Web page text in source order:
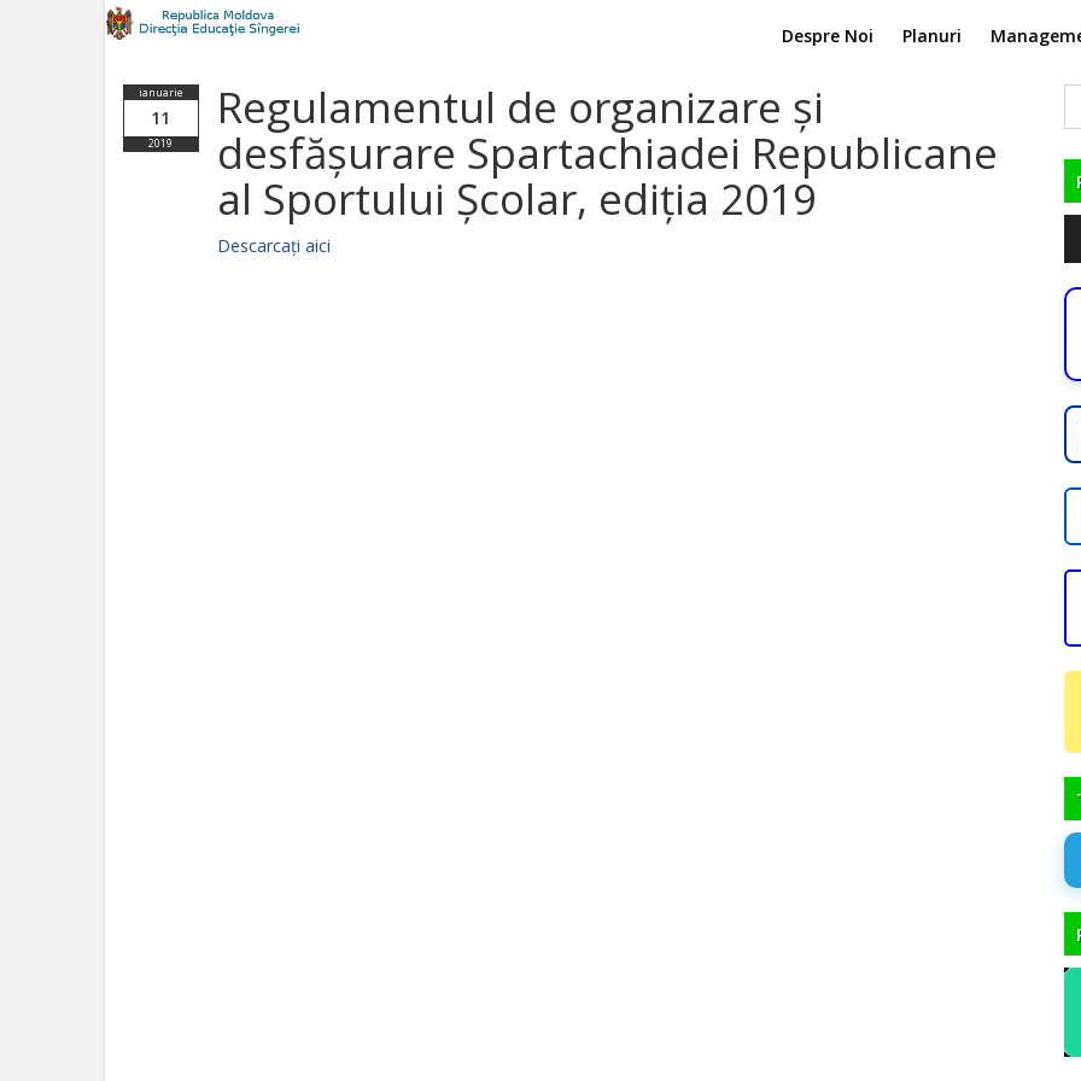
Despre Noi Planuri
ianuarie
11
2019
Regulamentul de organizare și
desfășurare Spartachiadei Republicane
al Sportului Școlar, ediția 2019
Descarcați aici